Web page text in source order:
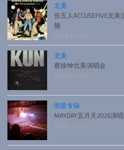
北美
告五人ACCUSEFIVE北
顿
2026-01-05
北美
蔡徐坤北美演唱会
2026-01-05
明星专辑
MAYDAY五月天2026演
2025-12-17